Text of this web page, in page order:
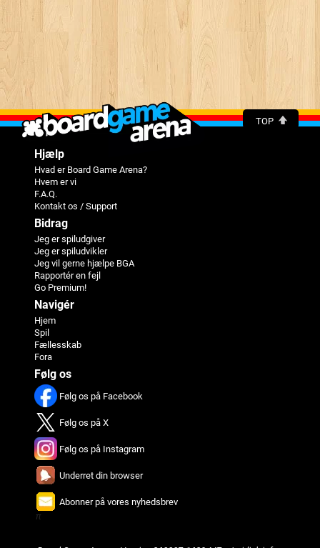
TOP
Hjælp
Hvad er Board Game Arena?
Hvem er vi
F.A.Q.
Kontakt os / Support
Bidrag
Jeg er spiludgiver
Jeg er spiludvikler
Jeg vil gerne hjælpe BGA
Rapportér en fejl
Go Premium!
Navigér
Hjem
Spil
Fællesskab
Fora
Følg os
Følg os på Facebook
Følg os på X
Følg os på Instagram
Underret din browser
Abonner på vores nyhedsbrev
π